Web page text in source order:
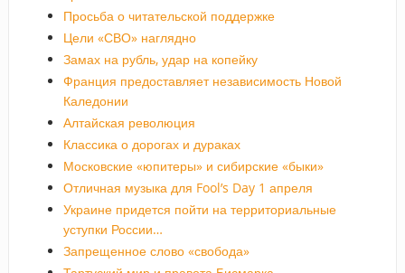
Просьба о читательской поддержке
Цели «СВО» наглядно
Замах на рубль, удар на копейку
Франция предоставляет независимость Новой
Каледонии
Алтайская революция
Классика о дорогах и дураках
Московские «юпитеры» и сибирские «быки»
Отличная музыка для Fool’s Day 1 апреля
Украине придется пойти на территориальные
уступки России…
Запрещенное слово «свобода»